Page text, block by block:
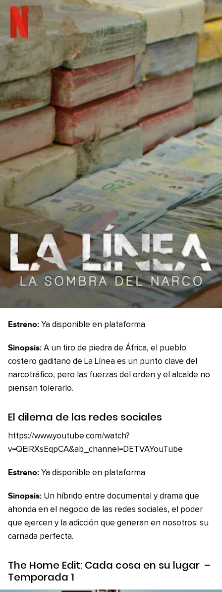
Estreno: Ya disponible en plataforma
Sinopsis: A un tiro de piedra de África, el pueblo
costero gaditano de La Línea es un punto clave del
narcotráfico, pero las fuerzas del orden y el alcalde no
piensan tolerarlo.
El dilema de las redes sociales
https://www.youtube.com/watch?
v=QEiRXsEqpCA&ab_channel=DETVAYouTube
Estreno: Ya disponible en plataforma
Sinopsis: Un híbrido entre documental y drama que
ahonda en el negocio de las redes sociales, el poder
que ejercen y la adicción que generan en nosotros: su
carnada perfecta.
The Home Edit: Cada cosa en su lugar –
Temporada 1